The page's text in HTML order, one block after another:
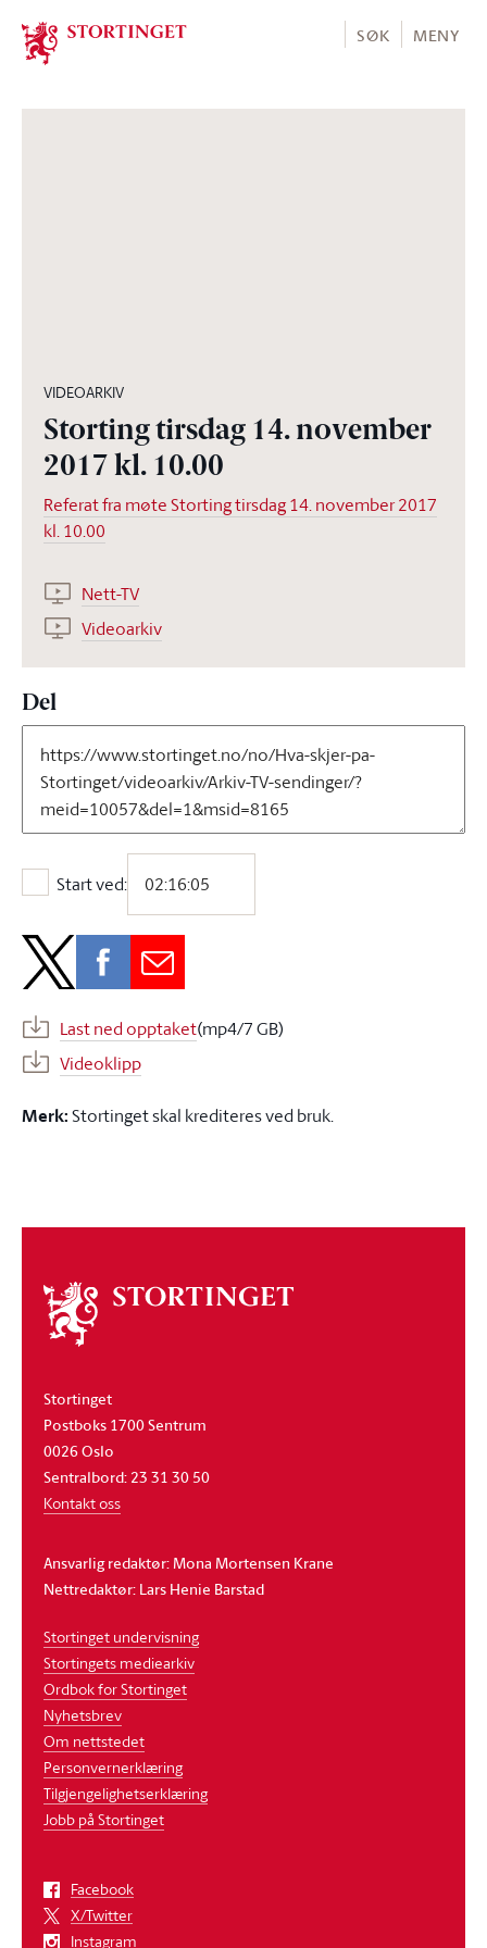
Stortinget.no
SØK MENY
VIDEOARKIV
Storting tirsdag 14. november
2017 kl. 10.00
Referat fra møte Storting tirsdag 14. november 2017
kl. 10.00
Nett-TV
Videoarkiv
Del
Start ved:
Start ved:
Last ned opptaket(mp4/7 GB)
Videoklipp
Merk:Stortinget skal krediteres ved bruk.
Om
stortinget
Stortinget
Postboks 1700 Sentrum
0026 Oslo
Sentralbord: 23 31 30 50
Kontakt oss
Ansvarlig redaktør: Mona Mortensen Krane
Nettredaktør: Lars Henie Barstad
Stortinget undervisning
Stortingets mediearkiv
Ordbok for Stortinget
Nyhetsbrev
Om nettstedet
Personvernerklæring
Tilgjengelighetserklæring
Jobb på Stortinget
Facebook
X/Twitter
Instagram